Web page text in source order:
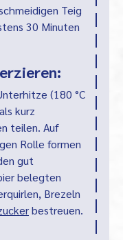
Teig
30 Minuten
(180 °C
kurz
teilen. Auf
Rolle formen
gut
belegten
Brezeln
bestreuen.